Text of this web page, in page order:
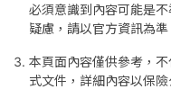
必須意識到內容可能是
疑慮，請以官方資訊為準
本頁面內容僅供參考，
式文件，詳細內容以保